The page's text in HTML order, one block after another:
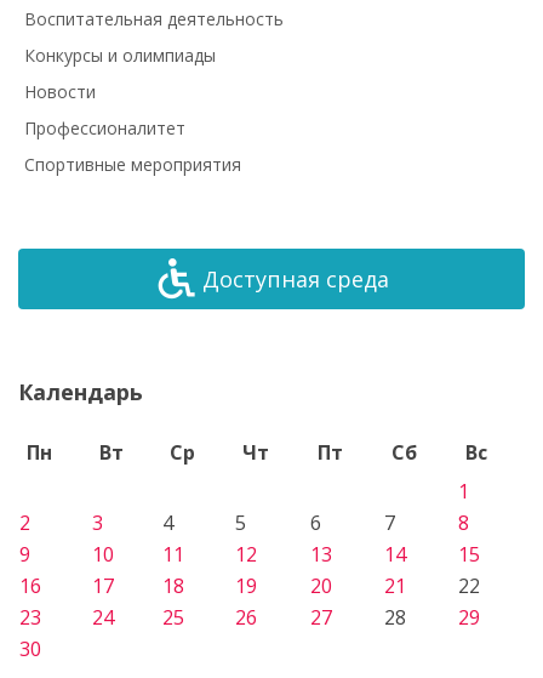
Воспитательная деятельность
Конкурсы и олимпиады
Новости
Профессионалитет
Спортивные мероприятия
Доступная среда
Календарь
Пн Вт Ср Чт Пт Сб
Вс
1
2
3 4 5 6 7
8
9
10 11 12 13 14
15
16
17 18 19 20 21
22
23
24 25 26 27 28
29
30